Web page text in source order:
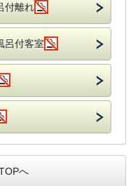
付離れ
呂付客室
へ